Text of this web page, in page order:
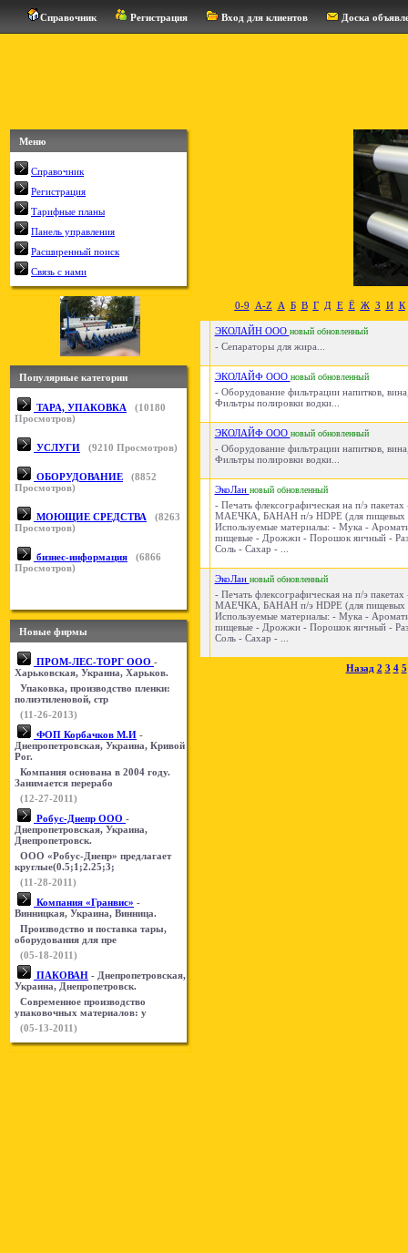
Справочник Регистрация Вход для клиентов Доска
Меню
Справочник
Регистрация
Тарифные планы
Панель управления
Расширенный поиск
Связь с нами
Популярные категории
ТАРА, УПАКОВКА (10180
Просмотров)
УСЛУГИ (9210 Просмотров)
ОБОРУДОВАНИЕ (8852
Просмотров)
МОЮЩИЕ СРЕДСТВА (8263
Просмотров)
бизнес-информация (6866
Просмотров)
Новые фирмы
ПРОМ-ЛЕС-ТОРГ ООО -
Харьковская, Украина, Харьков.
Упаковка, производство пленки:
полиэтиленовой, стр
(11-26-2013)
ФОП Корбачков М.И -
Днепропетровская, Украина, Кривой
Рог.
Компания основана в 2004 году.
Занимается перерабо
(12-27-2011)
Робус-Днепр ООО -
Днепропетровская, Украина,
Днепропетровск.
ООО «Робус-Днепр» предлагает
круглые(0.5;1;2.25;3;
(11-28-2011)
Компания «Гранвис» -
Винницкая, Украина, Винница.
Производство и поставка тары,
оборудования для пре
(05-18-2011)
ПАКОВАН - Днепропетровская,
Украина, Днепропетровск.
Современное производство
упаковочных материалов: у
(05-13-2011)
0-9 A-Z А Б В Г Д Е Ё Ж З И К
ЭКОЛАЙН ООО новый обновленный
- Сепараторы для жира...
ЭКОЛАЙФ ООО новый обновленный
- Оборудование фильтрации напитков,
Фильтры полировки водки...
ЭКОЛАЙФ ООО новый обновленный
- Оборудование фильтрации напитков,
Фильтры полировки водки...
ЭкоЛан новый обновленный
- Печать флексографическая на п/э
МАЕЧКА, БАНАН п/э HDPE (для пищевых
Используемые материалы: - Мука -
пищевые - Дрожжи - Порошок яичный -
Соль - Сахар - ...
ЭкоЛан новый обновленный
- Печать флексографическая на п/э
МАЕЧКА, БАНАН п/э HDPE (для пищевых
Используемые материалы: - Мука -
пищевые - Дрожжи - Порошок яичный -
Соль - Сахар - ...
Назад 2 3 4 5